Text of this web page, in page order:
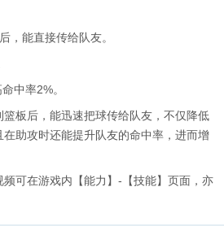
，能直接传给队友。
中率2%。
板后，能迅速把球传给队友，不仅降低
助攻时还能提升队友的命中率，进而增
可在游戏内【能力】-【技能】页面，亦